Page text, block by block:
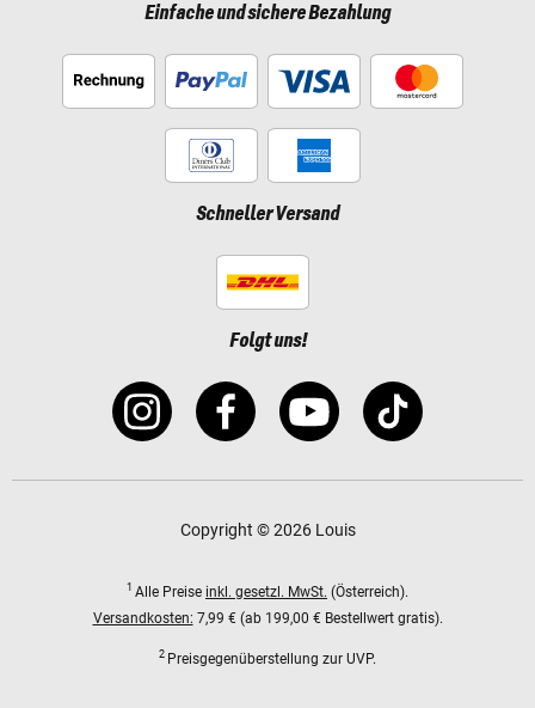
Einfache und sichere Bezahlung
Schneller Versand
Folgt uns!
Copyright © 2026 Louis
1 Alle Preise inkl. gesetzl. MwSt. (Österreich).
Versandkosten: 7,99 € (ab 199,00 € Bestellwert gratis).
2 Preisgegenüberstellung zur UVP.